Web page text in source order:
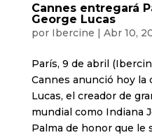
Cannes entregará
George Lucas
por Ibercine | Abr 10,
París, 9 de abril
Cannes anunció hoy la
Lucas, el creador de
mundial como Indiana
Palma de honor que le